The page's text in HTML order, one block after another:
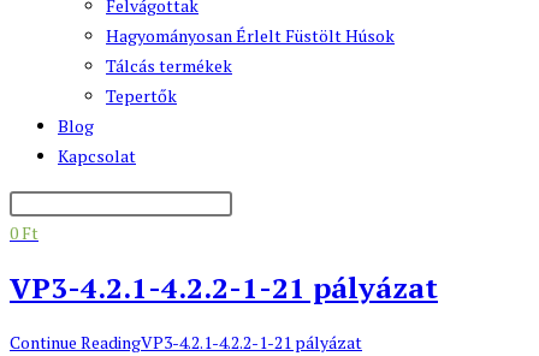
Felvágottak
Hagyományosan Érlelt Füstölt Húsok
Tálcás termékek
Tepertők
Blog
Kapcsolat
0 Ft
VP3-4.2.1-4.2.2-1-21 pályázat
Continue ReadingVP3-4.2.1-4.2.2-1-21 pályázat